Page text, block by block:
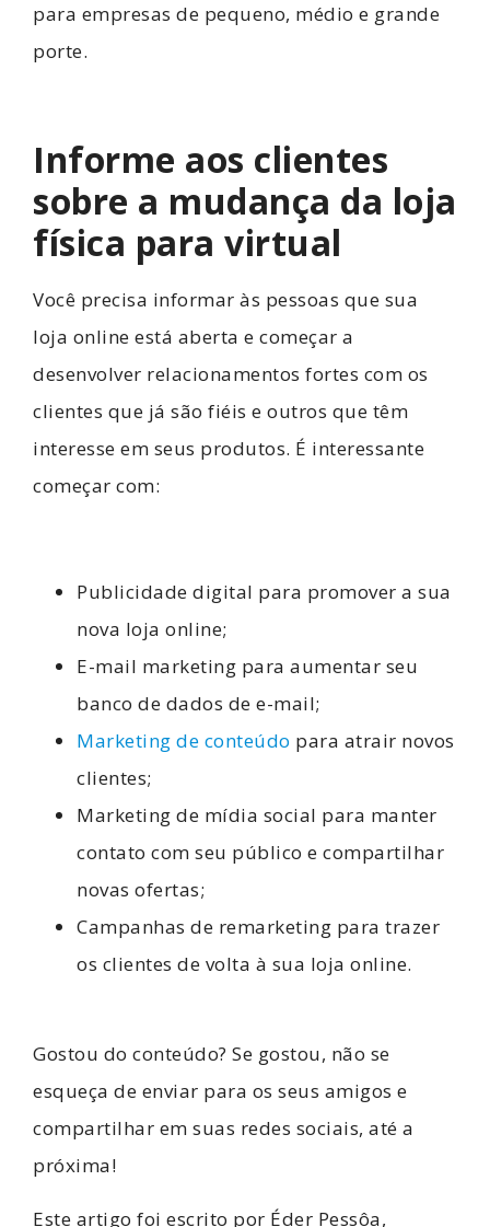
para empresas de pequeno, médio e grande
porte.
Informe aos clientes
sobre a mudança da loja
física para virtual
Você precisa informar às pessoas que sua
loja online está aberta e começar a
desenvolver relacionamentos fortes com os
clientes que já são fiéis e outros que têm
interesse em seus produtos. É interessante
começar com:
Publicidade digital para promover a sua
nova loja online;
E-mail marketing para aumentar seu
banco de dados de e-mail;
Marketing de conteúdo para atrair novos
clientes;
Marketing de mídia social para manter
contato com seu público e compartilhar
novas ofertas;
Campanhas de remarketing para trazer
os clientes de volta à sua loja online.
Gostou do conteúdo? Se gostou, não se
esqueça de enviar para os seus amigos e
compartilhar em suas redes sociais, até a
próxima!
Este artigo foi escrito por Éder Pessôa,